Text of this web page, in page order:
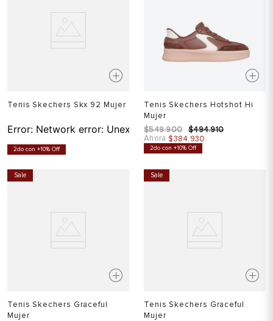
Tenis Skechers Skx 92 Mujer
Error: Network error: Unexpected token T in JSON at
2do con +10% Off
Tenis Skechers Hotshot Hi
Mujer
$549.900 $494.910
Ahora $384.930
2do con +10% Off
Sale
Tenis Skechers Graceful
Mujer
Sale
Tenis Skechers Graceful
Mujer